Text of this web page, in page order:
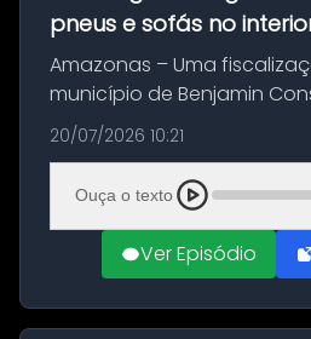
pneus e sofás no
Amazonas – Uma
município de Benjamin
com a apreensão de
quilos de entorpecentes
embarcação atracada no
materia...
20/07/2026 10:21
Ouça o texto
Ver Episódio